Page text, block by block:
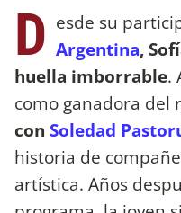
D esde su
Argentina,
huella imborrable.
como ganadora del
con Soledad
historia de
artística. Años